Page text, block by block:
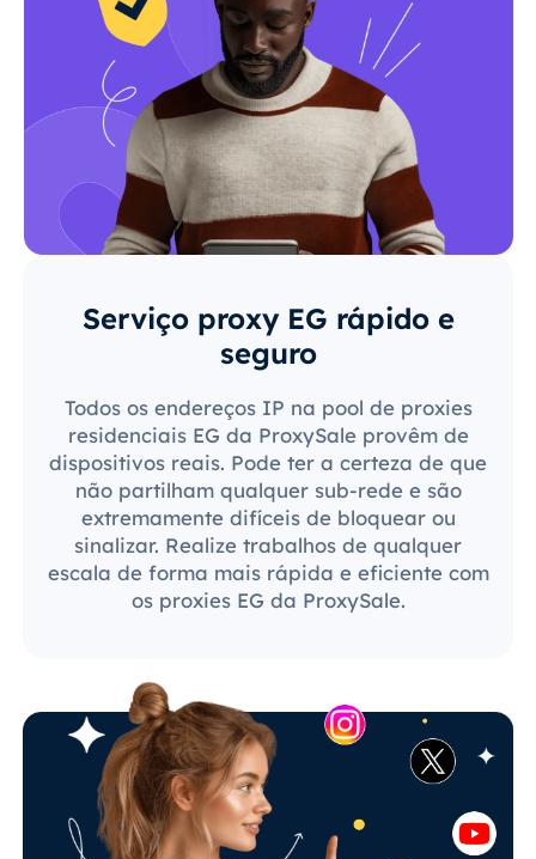
Serviço proxy EG rápido e
seguro
Todos os endereços IP na pool de proxies
residenciais EG da ProxySale provêm de
dispositivos reais. Pode ter a certeza de que
não partilham qualquer sub-rede e são
extremamente difíceis de bloquear ou
sinalizar. Realize trabalhos de qualquer
escala de forma mais rápida e eficiente com
os proxies EG da ProxySale.